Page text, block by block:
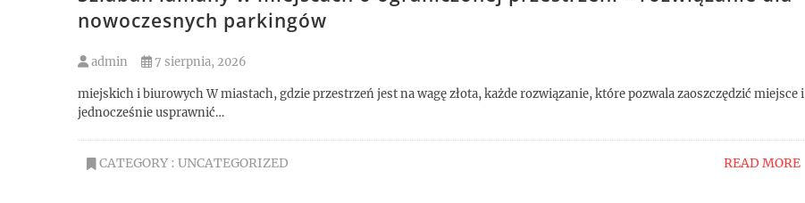
nowoczesnych parkingów
admin 7 sierpnia, 2026
miejskich i biurowych W miastach, gdzie przestrzeń jest na wagę złota, każde rozwiązanie, które pozwala zaoszczędzić miejsce i
jednocześnie usprawnić…
CATEGORY : UNCATEGORIZED READ MORE